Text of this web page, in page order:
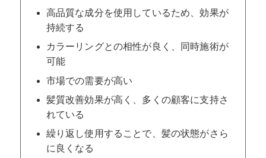
高品質な成分を使用しているため、効果が
持続する
カラーリングとの相性が良く、同時施術が
可能
市場での需要が高い
髪質改善効果が高く、多くの顧客に支持さ
れている
繰り返し使用することで、髪の状態がさら
に良くなる